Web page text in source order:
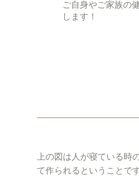
ご自身やご家族の
します！
上の図は人が寝ている
て作られるということで